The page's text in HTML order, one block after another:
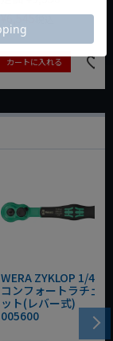
¥6,545税込
カートに入れる
WERA ZYKLOP 1/4"
コンフォートラチェ
ット(レバー式)
005600